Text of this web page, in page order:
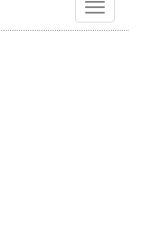
Toggle